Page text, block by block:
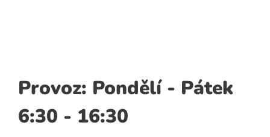
Provoz: Pondělí - Pátek
6:30 - 16:30